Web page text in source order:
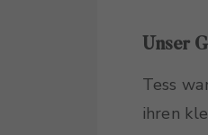
Unser
Tess
ihren